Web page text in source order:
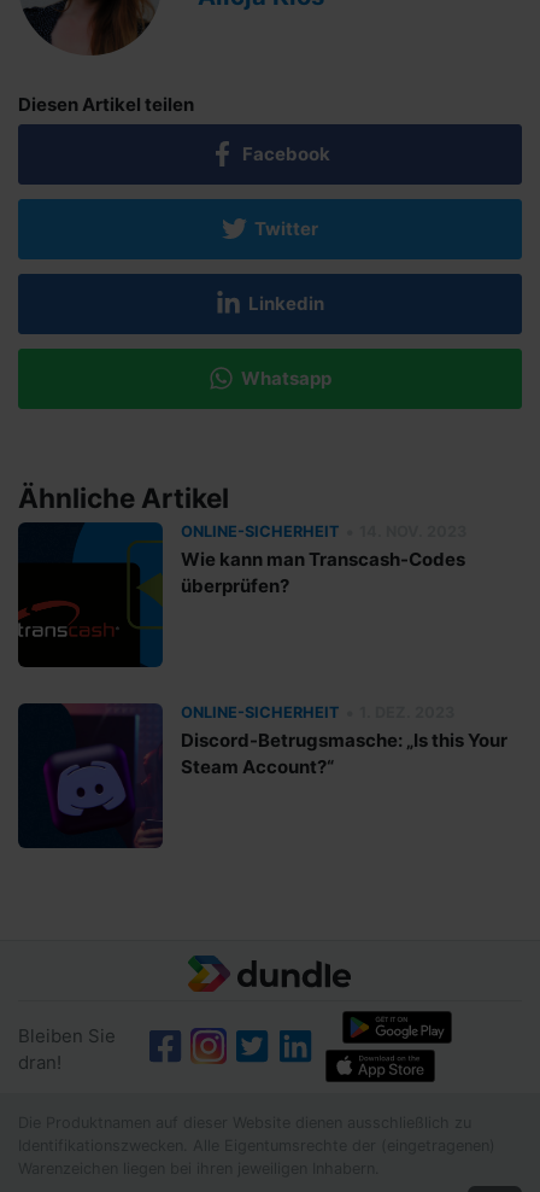
Diesen Artikel teilen
Facebook
Twitter
Linkedin
Whatsapp
Ähnliche Artikel
ONLINE-SICHERHEIT
Wie kann man Transcash-Codes
überprüfen?
ONLINE-SICHERHEIT
Discord-Betrugsmasche: „Is this Your
Steam Account?“
Bleiben Sie
dran!